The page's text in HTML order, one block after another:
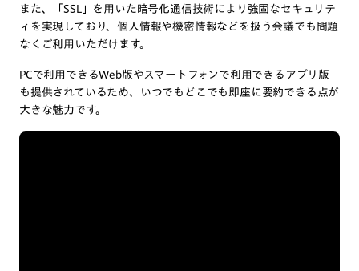
また、「SSL」を用いた暗号化通信技術により強固なセキュリテ
ィを実現しており、個人情報や機密情報などを扱う会議でも問題
なくご利用いただけます。
PCで利用できるWeb版やスマートフォンで利用できるアプリ版
も提供されているため、いつでもどこでも即座に要約できる点が
大きな魅力です。